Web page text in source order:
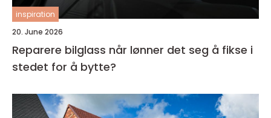
inspiration
20. June 2026
Reparere bilglass når lønner det seg å fikse i
stedet for å bytte?